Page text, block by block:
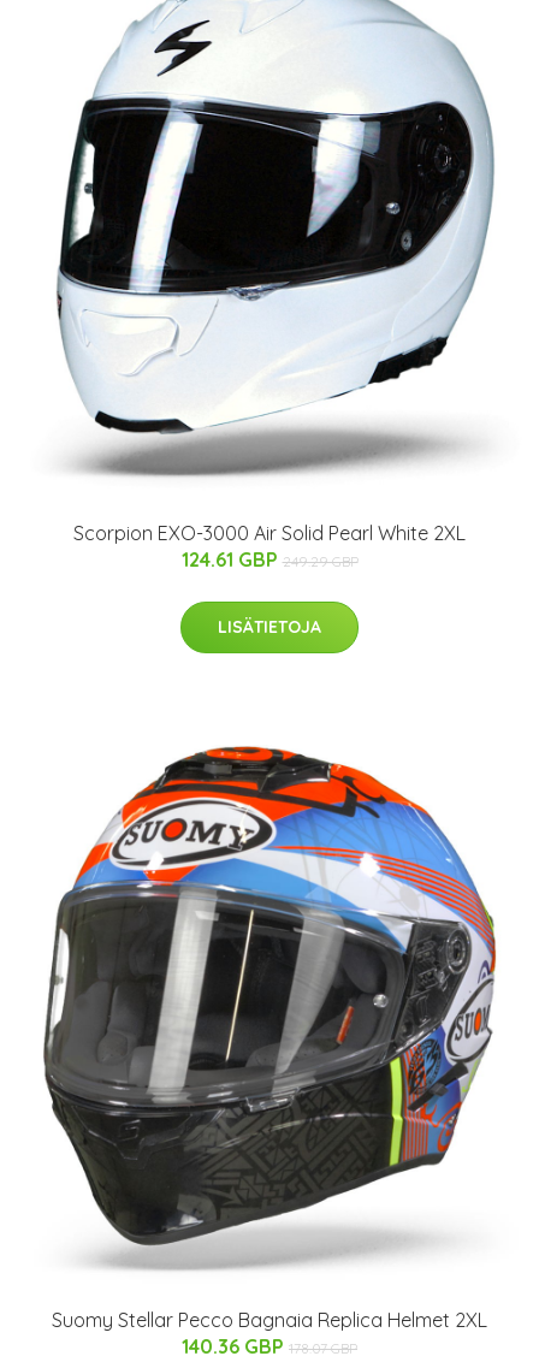
Scorpion EXO-3000 Air Solid Pearl White 2XL
124.61 GBP 249.29 GBP
LISÄTIETOJA
Suomy Stellar Pecco Bagnaia Replica Helmet 2XL
140.36 GBP 178.07 GBP